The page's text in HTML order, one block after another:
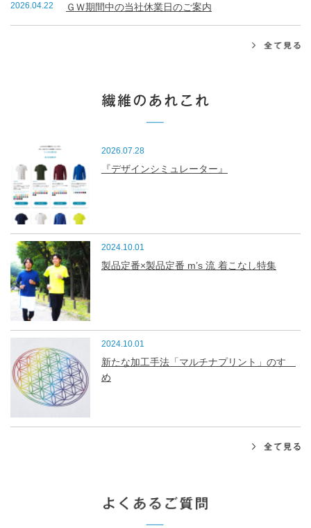
2026.04.22 ＧＷ期間中の当社休業日のご案内
2026.07.28
『デザインシミュレーター』
2024.10.01
製品定番×製品定番 m’s 流 着こなし特集
2024.10.01
新たな加工手法「マルチナプリント」のすゝ
め